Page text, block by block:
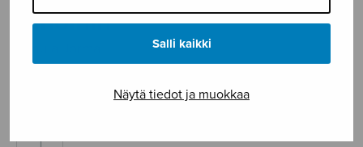
Salli kaikki
Näytä tiedot ja muokkaa
runoihin